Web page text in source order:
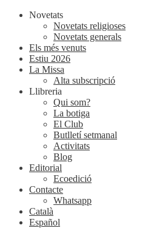
Novetats
Novetats religioses
Novetats generals
Els més venuts
Estiu 2026
La Missa
Alta subscripció
Llibreria
Qui som?
La botiga
El Club
Butlletí setmanal
Activitats
Blog
Editorial
Ecoedició
Contacte
Whatsapp
Català
Español